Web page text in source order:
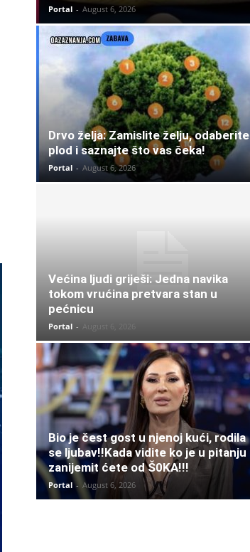
Portal - August 6, 2026
Drvo želja: Zamislite želju, odaberite
plod i saznajte što vas čeka!
Portal - August 6, 2026
Većina ljudi griješi: Jedna navika
tokom vrućina pretvara stan u
pećnicu
Portal - August 6, 2026
Bio je čest gost u njenoj kući, rodila
se ljubav!!Kada vidite ko je u pitanju
zanijemit ćete od Š0KA!!!
Portal - August 6, 2026